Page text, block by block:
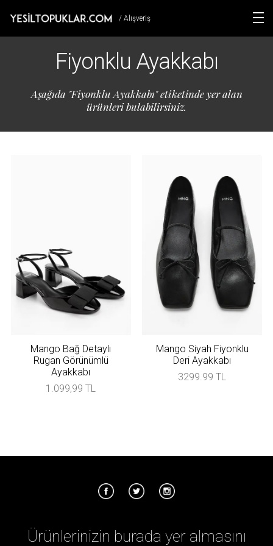
/ Alışveriş
Fiyonklu Ayakkabı
Aşağıda "Fiyonklu Ayakkabı" etiketinde yer alan
ürünleri bulabilirsiniz.
Mango Bağ Detaylı
Rugan Görünümlü
Ayakkabı
1.099,99 TL
Mango Siyah Fiyonklu
Deri Ayakkabı
3299.99 TL
Ürünlerinizin burada yer almasını